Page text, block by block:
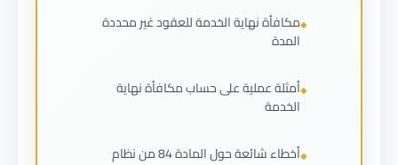
مكافأة نهاية الخدمة للعقود غير محددة
المدة
أمثلة عملية على حساب مكافأة نهاية
الخدمة
أخطاء شائعة حول المادة 84 من نظام